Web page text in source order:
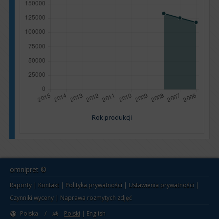
Rok produkcji
omnipret ©
Raporty | Kontakt | Polityka prywatności | Ustawienia prywatności |
Czynniki wyceny | Naprawa rozmytych zdjęć
Polska
/ Polski | English